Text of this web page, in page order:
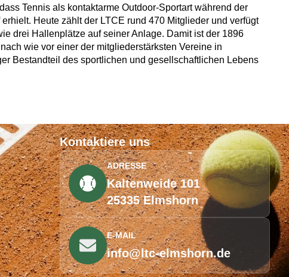
Tennis als kontaktarme Outdoor-Sportart während der
Heute zählt der LTCE rund 470 Mitglieder und verfügt
drei Hallenplätze auf seiner Anlage. Damit ist der 1896
wie vor einer der mitgliederstärksten Vereine in
Bestandteil des sportlichen und gesellschaftlichen Lebens
Kontaktiere uns
ADRESSE
Kaltenweide 101
25335 Elmshorn
E-MAIL
info@ltc-elmshorn.de